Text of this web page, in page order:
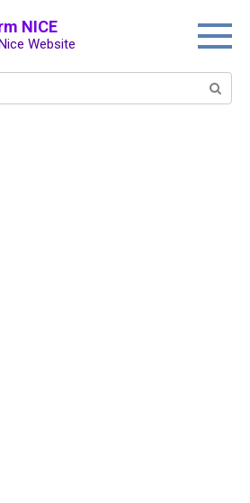
NICE
Website